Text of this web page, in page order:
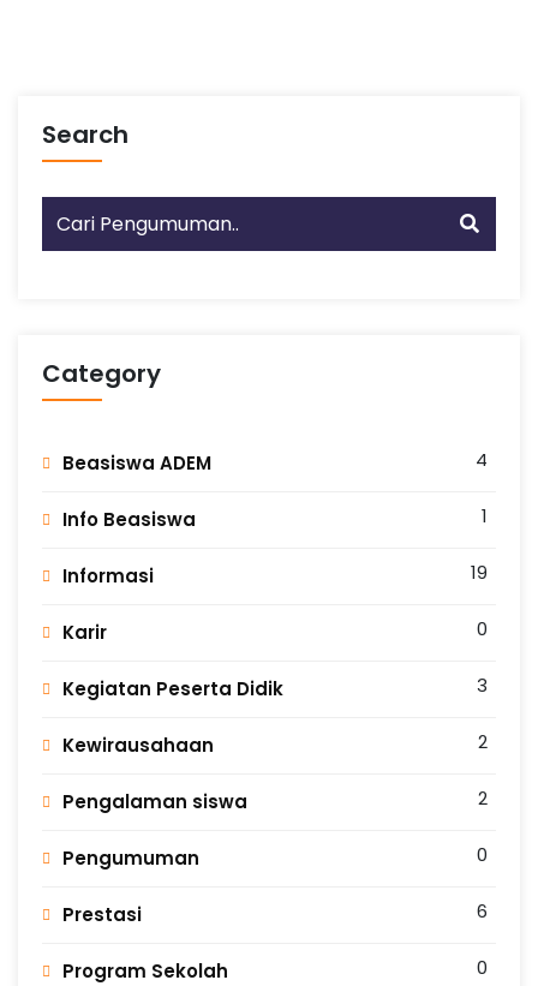
Search
Category
Beasiswa ADEM 4
Info Beasiswa 1
Informasi 19
Karir 0
Kegiatan Peserta Didik 3
Kewirausahaan 2
Pengalaman siswa 2
Pengumuman 0
Prestasi 6
Program Sekolah 0